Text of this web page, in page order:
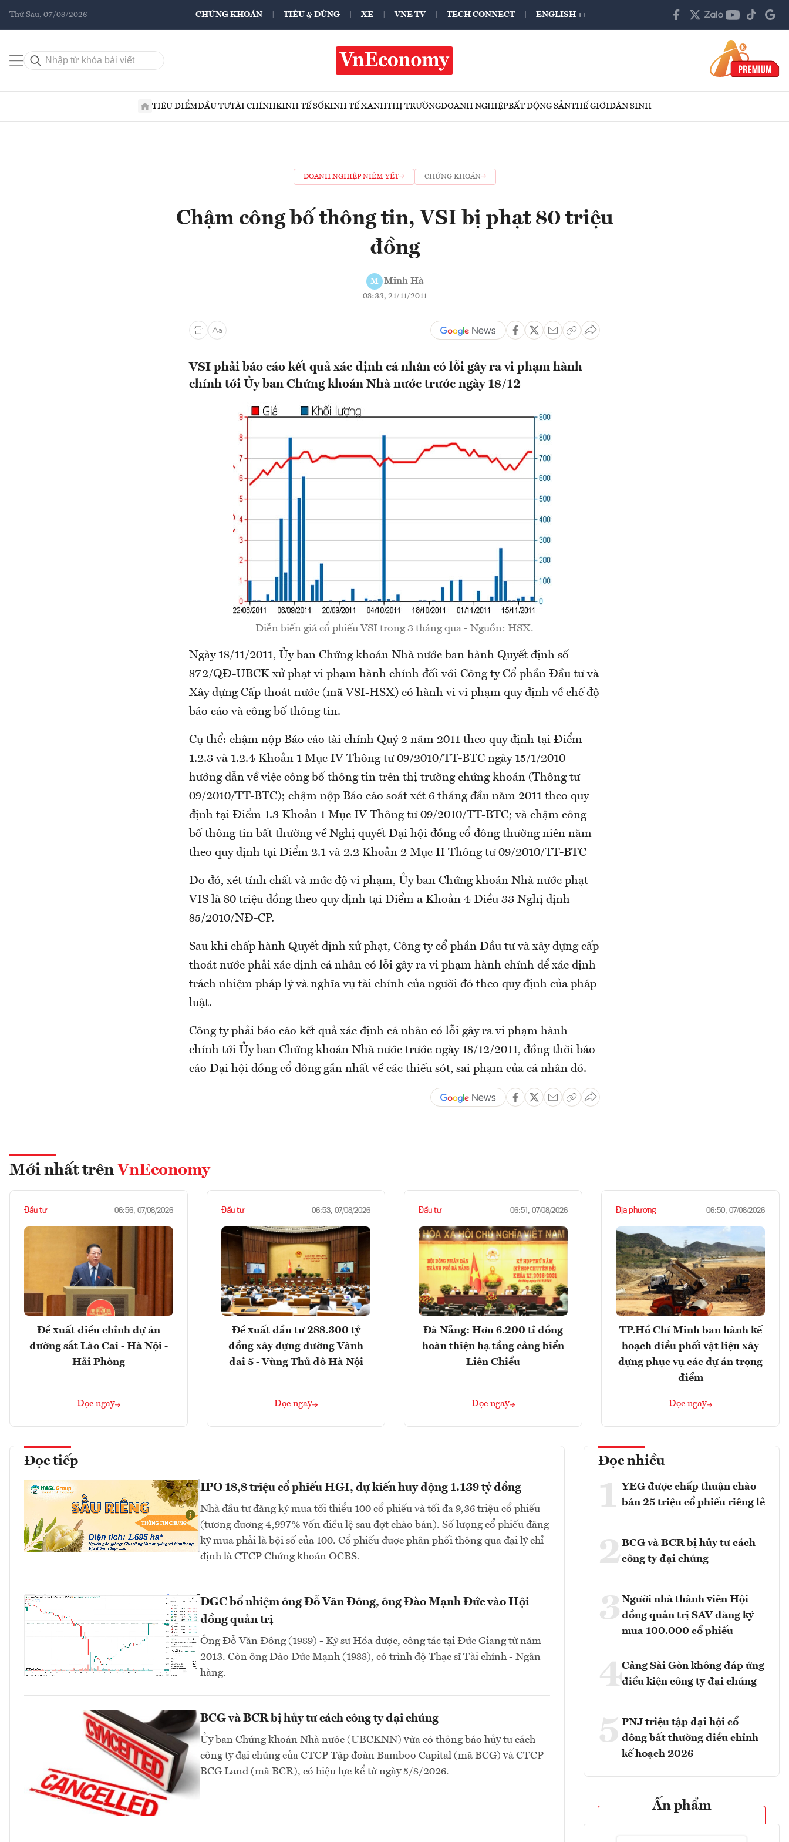
Thứ Sáu, 07/08/2026 CHỨNG KHOÁN TIÊU & DÙNG XE VNE TV TECH CONNECT ENGLISH ++
TIÊU ĐIỂMĐẦU TƯTÀI CHÍNHKINH TẾ SỐKINH TẾ XANHTHỊ TRƯỜNGDOANH NGHIỆPBẤT ĐỘNG SẢNTHẾ GIỚIDÂN SINH
DOANH NGHIỆP NIÊM YẾT CHỨNG KHOÁN
Chậm công bố thông tin, VSI bị phạt 80 triệu
đồng
M Minh Hà
08:33, 21/11/2011
VSI phải báo cáo kết quả xác định cá nhân có lỗi gây ra vi phạm hành
chính tới Ủy ban Chứng khoán Nhà nước trước ngày 18/12
Diễn biến giá cổ phiếu VSI trong 3 tháng qua - Nguồn: HSX.
Ngày 18/11/2011, Ủy ban Chứng khoán Nhà nước ban hành Quyết định số
872/QĐ-UBCK xử phạt vi phạm hành chính đối với Công ty Cổ phần Đầu tư và
Xây dựng Cấp thoát nước (mã VSI-HSX) có hành vi vi phạm quy định về chế độ
báo cáo và công bố thông tin.
Cụ thể: chậm nộp Báo cáo tài chính Quý 2 năm 2011 theo quy định tại Điểm
1.2.3 và 1.2.4 Khoản 1 Mục IV Thông tư 09/2010/TT-BTC ngày 15/1/2010
hướng dẫn về việc công bố thông tin trên thị trường chứng khoán (Thông tư
09/2010/TT-BTC); chậm nộp Báo cáo soát xét 6 tháng đầu năm 2011 theo quy
định tại Điểm 1.3 Khoản 1 Mục IV Thông tư 09/2010/TT-BTC; và chậm công
bố thông tin bất thường về Nghị quyết Đại hội đồng cổ đông thường niên năm
theo quy định tại Điểm 2.1 và 2.2 Khoản 2 Mục II Thông tư 09/2010/TT-BTC
Do đó, xét tính chất và mức độ vi phạm, Ủy ban Chứng khoán Nhà nước phạt
VIS là 80 triệu đồng theo quy định tại Điểm a Khoản 4 Điều 33 Nghị định
85/2010/NĐ-CP.
Sau khi chấp hành Quyết định xử phạt, Công ty cổ phần Đầu tư và xây dựng cấp
thoát nước phải xác định cá nhân có lỗi gây ra vi phạm hành chính để xác định
trách nhiệm pháp lý và nghĩa vụ tài chính của người đó theo quy định của pháp
luật.
Công ty phải báo cáo kết quả xác định cá nhân có lỗi gây ra vi phạm hành
chính tới Ủy ban Chứng khoán Nhà nước trước ngày 18/12/2011, đồng thời báo
cáo Đại hội đồng cổ đông gần nhất về các thiếu sót, sai phạm của cá nhân đó.
Mới nhất trên VnEconomy
Đầu tư 06:56, 07/08/2026
Đề xuất điều chỉnh dự án
đường sắt Lào Cai - Hà Nội -
Hải Phòng
Đọc ngay
Đầu tư 06:53, 07/08/2026
Đề xuất đầu tư 288.300 tỷ
đồng xây dựng đường Vành
đai 5 - Vùng Thủ đô Hà Nội
Đọc ngay
Đầu tư 06:51, 07/08/2026
Đà Nẵng: Hơn 6.200 tỉ đồng
hoàn thiện hạ tầng cảng biển
Liên Chiểu
Đọc ngay
Địa phương 06:50, 07/08/2026
TP.Hồ Chí Minh ban hành kế
hoạch điều phối vật liệu xây
dựng phục vụ các dự án trọng
điểm
Đọc ngay
Đọc tiếp
IPO 18,8 triệu cổ phiếu HGI, dự kiến huy động 1.139 tỷ đồng
Nhà đầu tư đăng ký mua tối thiểu 100 cổ phiếu và tối đa 9,36 triệu cổ phiếu
(tương đương 4,997% vốn điều lệ sau đợt chào bán). Số lượng cổ phiếu đăng
ký mua phải là bội số của 100. Cổ phiếu được phân phối thông qua đại lý chỉ
định là CTCP Chứng khoán OCBS.
DGC bổ nhiệm ông Đỗ Văn Đông, ông Đào Mạnh Đức vào Hội
đồng quản trị
Ông Đỗ Văn Đông (1989) - Kỹ sư Hóa dược, công tác tại Đức Giang từ năm
2013. Còn ông Đào Đức Mạnh (1988), có trình độ Thạc sĩ Tài chính - Ngân
hàng.
BCG và BCR bị hủy tư cách công ty đại chúng
Ủy ban Chứng khoán Nhà nước (UBCKNN) vừa có thông báo hủy tư cách
công ty đại chúng của CTCP Tập đoàn Bamboo Capital (mã BCG) và CTCP
BCG Land (mã BCR), có hiệu lực kể từ ngày 5/8/2026.
Đọc nhiều
1 YEG được chấp thuận chào
bán 25 triệu cổ phiếu riêng lẻ
2BCG và BCR bị hủy tư cách
công ty đại chúng
3 Người nhà thành viên Hội
đồng quản trị SAV đăng ký
mua 100.000 cổ phiếu
4Cảng Sài Gòn không đáp ứng
điều kiện công ty đại chúng
5 PNJ triệu tập đại hội cổ
đông bất thường điều chỉnh
kế hoạch 2026
Ấn phẩm